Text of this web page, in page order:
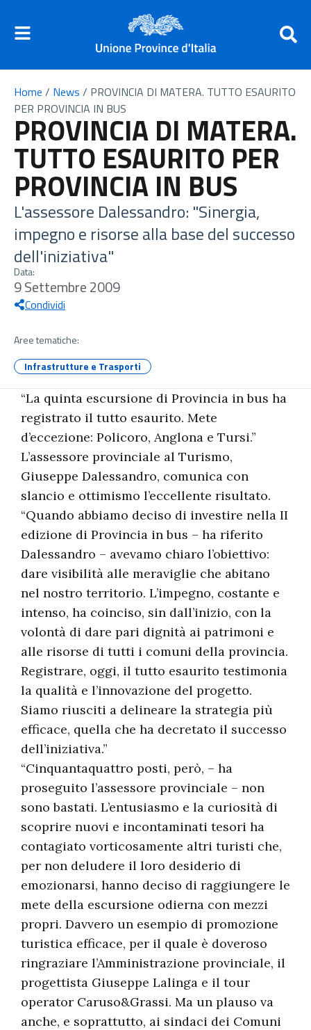
Home / News / PROVINCIA DI MATERA. TUTTO ESAURITO
PER PROVINCIA IN BUS
PROVINCIA DI MATERA.
TUTTO ESAURITO PER
PROVINCIA IN BUS
L'assessore Dalessandro: "Sinergia,
impegno e risorse alla base del successo
dell'iniziativa"
Data:
9 Settembre 2009
Condividi
Aree tematiche:
Infrastrutture e Trasporti
“La quinta escursione di Provincia in bus ha
registrato il tutto esaurito. Mete
d’eccezione: Policoro, Anglona e Tursi.”
L’assessore provinciale al Turismo,
Giuseppe Dalessandro, comunica con
slancio e ottimismo l’eccellente risultato.
“Quando abbiamo deciso di investire nella II
edizione di Provincia in bus – ha riferito
Dalessandro – avevamo chiaro l’obiettivo:
dare visibilità alle meraviglie che abitano
nel nostro territorio. L’impegno, costante e
intenso, ha coinciso, sin dall’inizio, con la
volontà di dare pari dignità ai patrimoni e
alle risorse di tutti i comuni della provincia.
Registrare, oggi, il tutto esaurito testimonia
la qualità e l’innovazione del progetto.
Siamo riusciti a delineare la strategia più
efficace, quella che ha decretato il successo
dell’iniziativa.”
“Cinquantaquattro posti, però, – ha
proseguito l’assessore provinciale – non
sono bastati. L’entusiasmo e la curiosità di
scoprire nuovi e incontaminati tesori ha
contagiato vorticosamente altri turisti che,
per non deludere il loro desiderio di
emozionarsi, hanno deciso di raggiungere le
mete della escursione odierna con mezzi
propri. Davvero un esempio di promozione
turistica efficace, per il quale è doveroso
ringraziare l’Amministrazione provinciale, il
progettista Giuseppe Lalinga e il tour
operator Caruso&Grassi. Ma un plauso va
anche, e soprattutto, ai sindaci dei Comuni